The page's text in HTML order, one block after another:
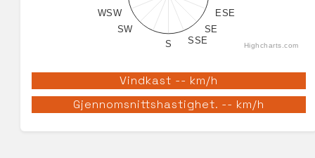
ESE
SE
SSE
S
SW
WSW
Highcharts.com
Vindkast -- km/h
Gjennomsnittshastighet. -- km/h